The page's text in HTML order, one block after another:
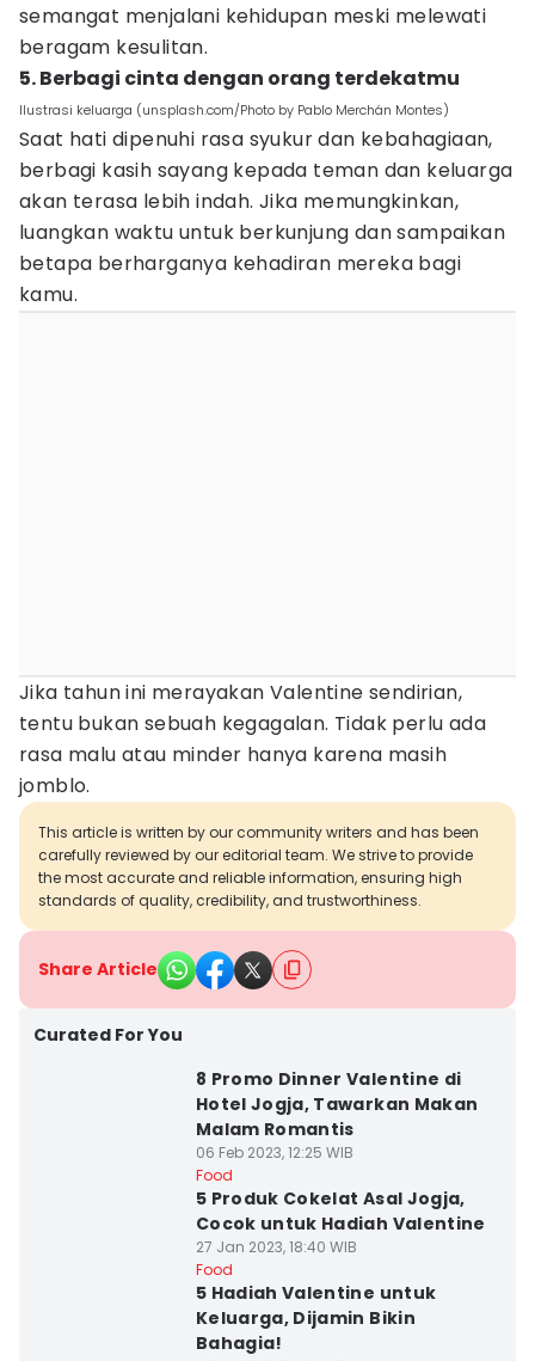
semangat menjalani kehidupan meski melewati
beragam kesulitan.
5. Berbagi cinta dengan orang terdekatmu
Ilustrasi keluarga (unsplash.com/Photo by Pablo Merchán Montes)
Saat hati dipenuhi rasa syukur dan kebahagiaan,
berbagi kasih sayang kepada teman dan keluarga
akan terasa lebih indah. Jika memungkinkan,
luangkan waktu untuk berkunjung dan sampaikan
betapa berharganya kehadiran mereka bagi
kamu.
Jika tahun ini merayakan Valentine sendirian,
tentu bukan sebuah kegagalan. Tidak perlu ada
rasa malu atau minder hanya karena masih
jomblo.
This article is written by our community writers and has been
carefully reviewed by our editorial team. We strive to provide
the most accurate and reliable information, ensuring high
standards of quality, credibility, and trustworthiness.
Share Article
Curated For You
8 Promo Dinner Valentine di
Hotel Jogja, Tawarkan Makan
Malam Romantis
06 Feb 2023, 12:25 WIB
Food
5 Produk Cokelat Asal Jogja,
Cocok untuk Hadiah Valentine
27 Jan 2023, 18:40 WIB
Food
5 Hadiah Valentine untuk
Keluarga, Dijamin Bikin
Bahagia!